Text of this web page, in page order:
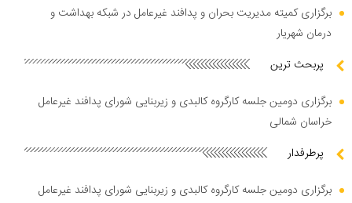
برگزاری کمیته مدیریت بحران و پدافند غیرعامل در شبکه بهداشت و
درمان شهریار
پربحث ترین
برگزاری دومین جلسه کارگروه کالبدی و زیربنایی شورای پدافند غیرعامل
خراسان شمالی
پرطرفدار
برگزاری دومین جلسه کارگروه کالبدی و زیربنایی شورای پدافند غیرعامل